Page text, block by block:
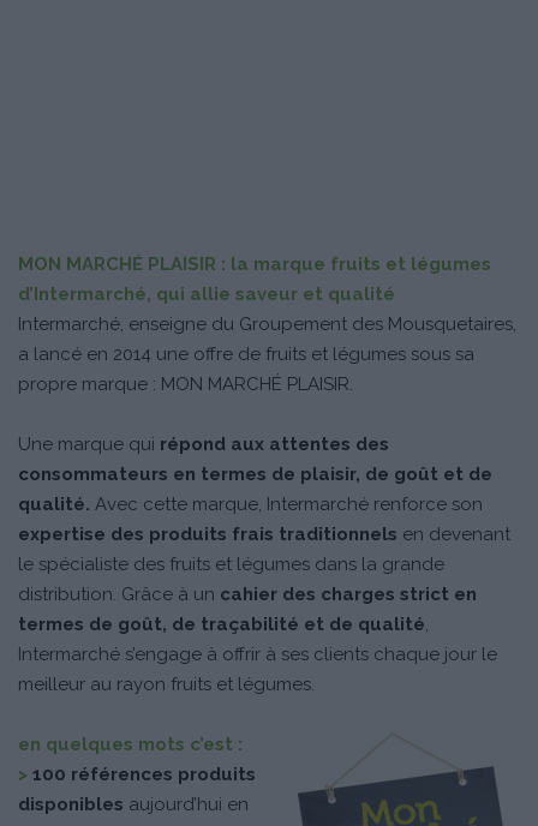
MON MARCHÉ PLAISIR : la marque fruits et légumes
d’Intermarché, qui allie saveur et qualité
Intermarché, enseigne du Groupement des Mousquetaires,
a lancé en 2014 une offre de fruits et légumes sous sa
propre marque : MON MARCHÉ PLAISIR.
Une marque qui répond aux attentes des
consommateurs en termes de plaisir, de goût et de
qualité. Avec cette marque, Intermarché renforce son
expertise des produits frais traditionnels en devenant
le spécialiste des fruits et légumes dans la grande
distribution. Grâce à un cahier des charges strict en
termes de goût, de traçabilité et de qualité,
Intermarché s’engage à offrir à ses clients chaque jour le
meilleur au rayon fruits et légumes.
en quelques mots c’est :
> 100 références produits
disponibles aujourd’hui en